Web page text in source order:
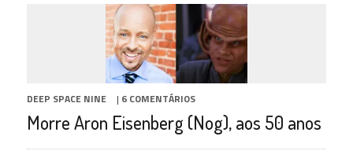
DEEP SPACE NINE | 6 COMENTÁRIOS
Morre Aron Eisenberg (Nog), aos 50 anos